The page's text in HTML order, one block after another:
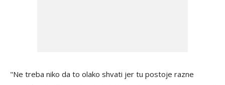
"Ne treba niko da to olako shvati jer tu postoje razne